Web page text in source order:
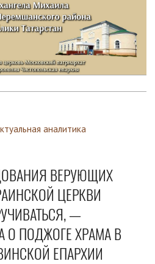
аналитика
ВЕРУЮЩИХ
ЦЕРКВИ
—
О ПОДЖОГЕ ХРАМА В
ЕПАРХИИ